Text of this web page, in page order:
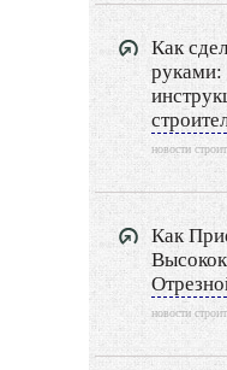
Как
руками:
новости
Как
новости